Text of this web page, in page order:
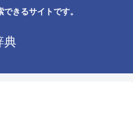
きるサイトです。
典